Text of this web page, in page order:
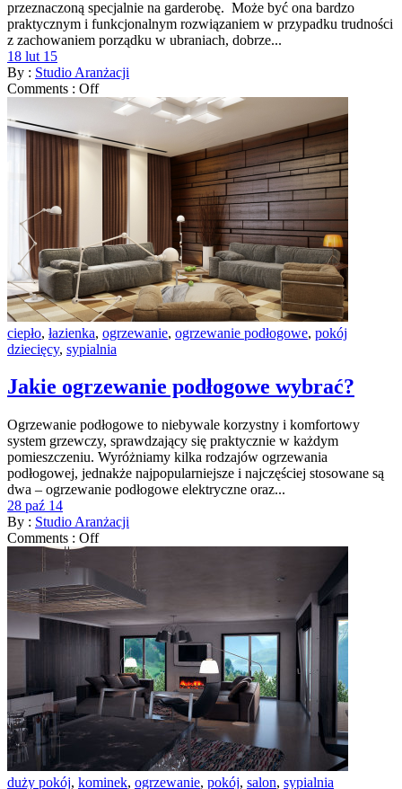
przeznaczoną specjalnie na garderobę. Może być ona bardzo
praktycznym i funkcjonalnym rozwiązaniem w przypadku trudności
z zachowaniem porządku w ubraniach, dobrze...
18 lut 15
By : Studio Aranżacji
Comments : Off
ciepło, łazienka, ogrzewanie, ogrzewanie podłogowe, pokój
dziecięcy, sypialnia
Jakie ogrzewanie podłogowe wybrać?
Ogrzewanie podłogowe to niebywale korzystny i komfortowy
system grzewczy, sprawdzający się praktycznie w każdym
pomieszczeniu. Wyróżniamy kilka rodzajów ogrzewania
podłogowej, jednakże najpopularniejsze i najczęściej stosowane są
dwa – ogrzewanie podłogowe elektryczne oraz...
28 paź 14
By : Studio Aranżacji
Comments : Off
duży pokój, kominek, ogrzewanie, pokój, salon, sypialnia